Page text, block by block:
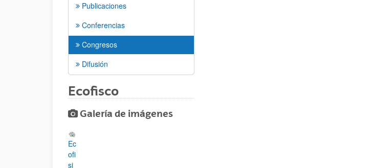
Publicaciones
Conferencias
Congresos
Difusión
Ecofisco
Galería de imágenes
Ec
ofi
si